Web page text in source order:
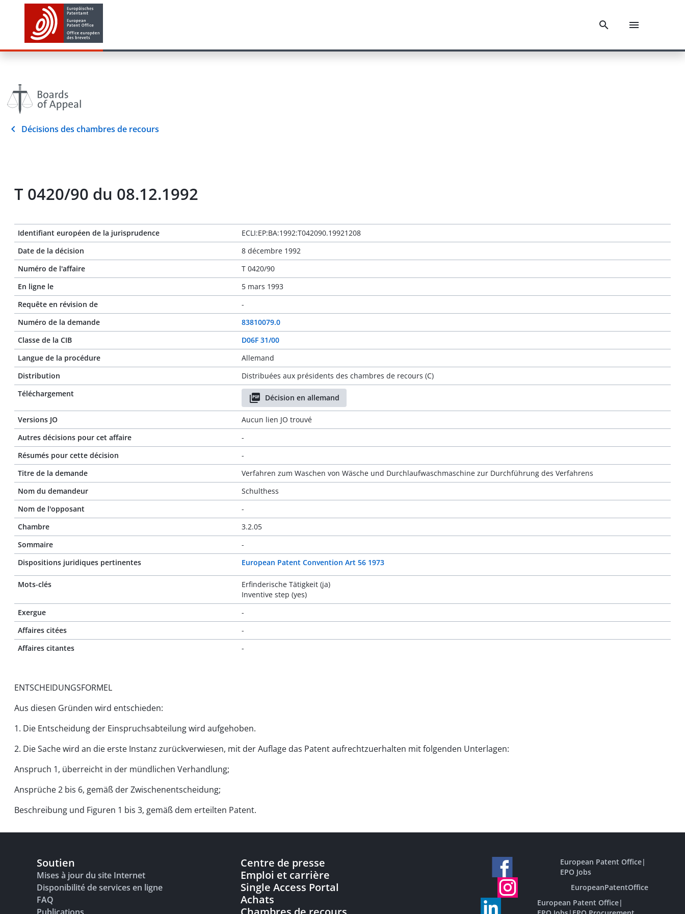
Décisions des chambres de recours
T 0420/90 du 08.12.1992
Identifiant européen de la jurisprudence
ECLI:EP:BA:1992:T042090.19921208
Date de la décision
8 décembre 1992
Numéro de l'affaire
T 0420/90
En ligne le
5 mars 1993
Requête en révision de
-
Numéro de la demande
83810079.0
Classe de la CIB
D06F 31/00
Langue de la procédure
Allemand
Distribution
Distribuées aux présidents des chambres de recours (C)
Téléchargement
Décision en allemand
Versions JO
Aucun lien JO trouvé
Autres décisions pour cet affaire
-
Résumés pour cette décision
-
Titre de la demande
Verfahren zum Waschen von Wäsche und Durchlaufwaschmaschine zur Durchführung des Verfahrens
Nom du demandeur
Schulthess
Nom de l'opposant
-
Chambre
3.2.05
Sommaire
-
Dispositions juridiques pertinentes
European Patent Convention Art 56 1973
Mots-clés
Erfinderische Tätigkeit (ja)
Inventive step (yes)
Exergue
-
Affaires citées
-
Affaires citantes
-
ENTSCHEIDUNGSFORMEL
Aus diesen Gründen wird entschieden:
1. Die Entscheidung der Einspruchsabteilung wird aufgehoben.
2. Die Sache wird an die erste Instanz zurückverwiesen, mit der Auflage das Patent aufrechtzuerhalten mit folgenden Unterlagen:
Anspruch 1, überreicht in der mündlichen Verhandlung;
Ansprüche 2 bis 6, gemäß der Zwischenentscheidung;
Beschreibung und Figuren 1 bis 3, gemäß dem erteilten Patent.
Soutien
Mises à jour du site Internet
Disponibilité de services en ligne
FAQ
Centre de presse
Emploi et carrière
Single Access Portal
Achats
European Patent Office|
EPO Jobs
EuropeanPatentOffice
European Patent Office|